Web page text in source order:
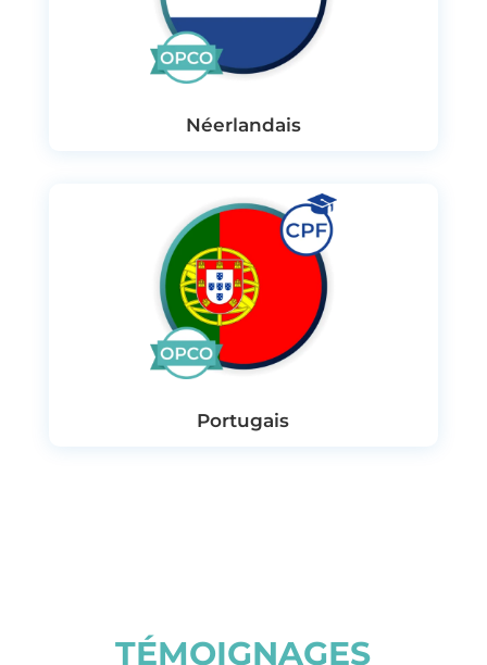
Néerlandais
Portugais
TÉMOIGNAGES